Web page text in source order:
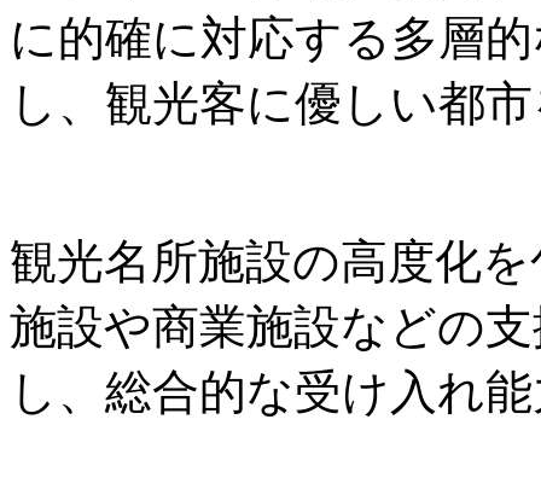
に的確に対応する多層
し、観光客に優しい都
観光名所施設の高度化
施設や商業施設などの
し、総合的な受け入れ